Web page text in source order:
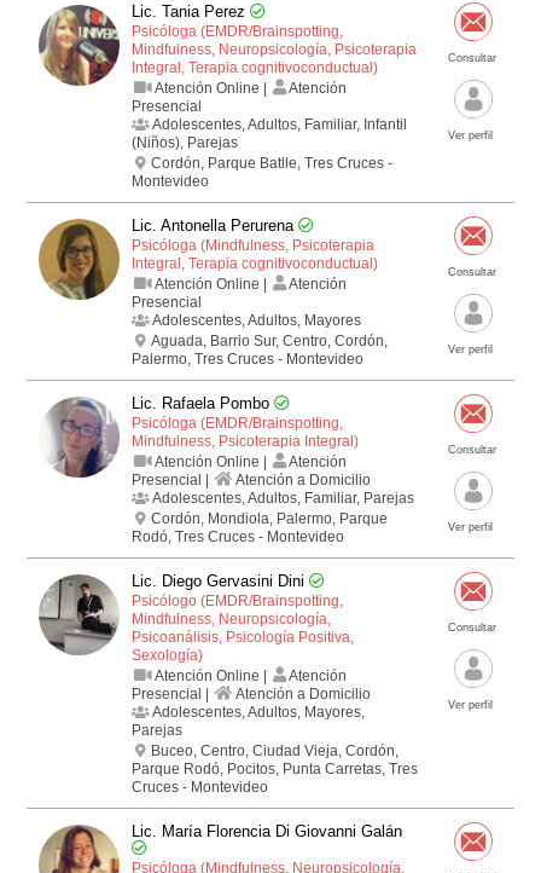
Lic. Tania Perez
Psicóloga (EMDR/Brainspotting,
Mindfulness, Neuropsicología, Psicoterapia
Integral, Terapia cognitivo­conductual)
Atención Online |
Atención
Presencial
Adolescentes, Adultos, Familiar, Infantil
(Niños), Parejas
Cordón, Parque Batlle, Tres Cruces -
Montevideo
Consultar
Ver perfil
Lic. Antonella Perurena
Psicóloga (Mindfulness, Psicoterapia
Integral, Terapia cognitivo­conductual)
Atención Online |
Atención
Presencial
Adolescentes, Adultos, Mayores
Aguada, Barrio Sur, Centro, Cordón,
Palermo, Tres Cruces - Montevideo
Consultar
Ver perfil
Lic. Rafaela Pombo
Psicóloga (EMDR/Brainspotting,
Mindfulness, Psicoterapia Integral)
Atención Online |
Atención
Presencial |
Atención a Domicilio
Adolescentes, Adultos, Familiar, Parejas
Cordón, Mondiola, Palermo, Parque
Rodó, Tres Cruces - Montevideo
Consultar
Ver perfil
Lic. Diego Gervasini Dini
Psicólogo (EMDR/Brainspotting,
Mindfulness, Neuropsicología,
Psicoanálisis, Psicología Positiva,
Sexología)
Atención Online |
Atención
Presencial |
Atención a Domicilio
Adolescentes, Adultos, Mayores,
Parejas
Buceo, Centro, Ciudad Vieja, Cordón,
Parque Rodó, Pocitos, Punta Carretas, Tres
Cruces - Montevideo
Consultar
Ver perfil
Lic. María Florencia Di Giovanni Galán
Psicóloga (Mindfulness, Neuropsicología,